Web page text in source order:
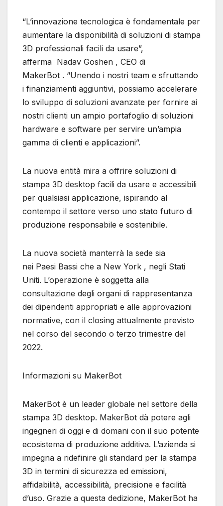
“L’innovazione tecnologica è fondamentale per
aumentare la disponibilità di soluzioni di stampa
3D professionali facili da usare”,
afferma Nadav Goshen , CEO di
MakerBot . “Unendo i nostri team e sfruttando
i finanziamenti aggiuntivi, possiamo accelerare
lo sviluppo di soluzioni avanzate per fornire ai
nostri clienti un ampio portafoglio di soluzioni
hardware e software per servire un’ampia
gamma di clienti e applicazioni”.
La nuova entità mira a offrire soluzioni di
stampa 3D desktop facili da usare e accessibili
per qualsiasi applicazione, ispirando al
contempo il settore verso uno stato futuro di
produzione responsabile e sostenibile.
La nuova società manterrà la sede sia
nei Paesi Bassi che a New York , negli Stati
Uniti. L’operazione è soggetta alla
consultazione degli organi di rappresentanza
dei dipendenti appropriati e alle approvazioni
normative, con il closing attualmente previsto
nel corso del secondo o terzo trimestre del
2022.
Informazioni su MakerBot
MakerBot è un leader globale nel settore della
stampa 3D desktop. MakerBot dà potere agli
ingegneri di oggi e di domani con il suo potente
ecosistema di produzione additiva. L’azienda si
impegna a ridefinire gli standard per la stampa
3D in termini di sicurezza ed emissioni,
affidabilità, accessibilità, precisione e facilità
d’uso. Grazie a questa dedizione, MakerBot ha